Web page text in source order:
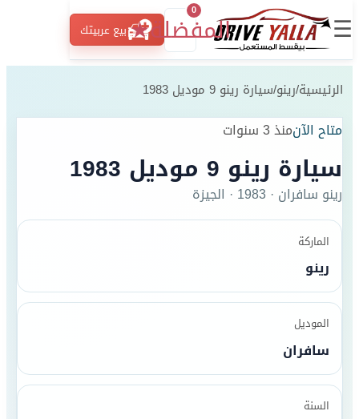
☰ المفضلة
0
★ بيع عربيتك
الرئيسية/رينو/سيارة رينو 9 موديل 1983
متاح الآنمنذ 3 سنوات
سيارة رينو 9 موديل 1983
رينو سافران ·
1983
· الجيزة
الماركة
رينو
الموديل
سافران
السنة